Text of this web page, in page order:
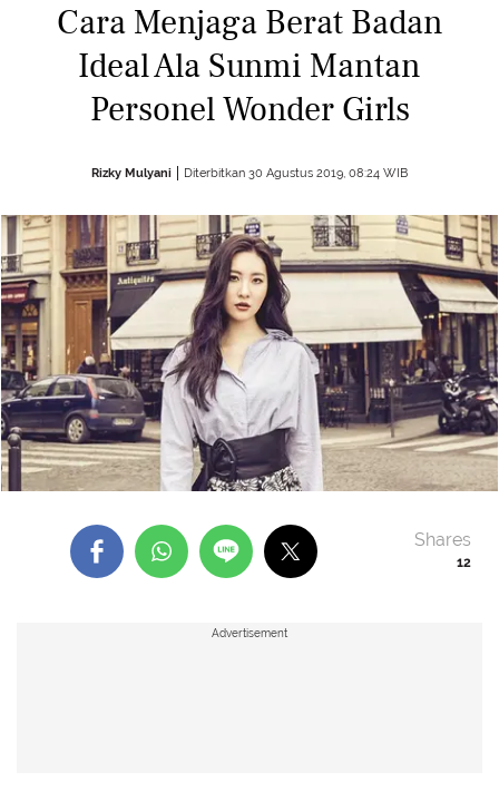
Cara Menjaga Berat Badan
Ideal Ala Sunmi Mantan
Personel Wonder Girls
Rizky Mulyani Diterbitkan 30 Agustus 2019, 08:24 WIB
12
Shares
Advertisement